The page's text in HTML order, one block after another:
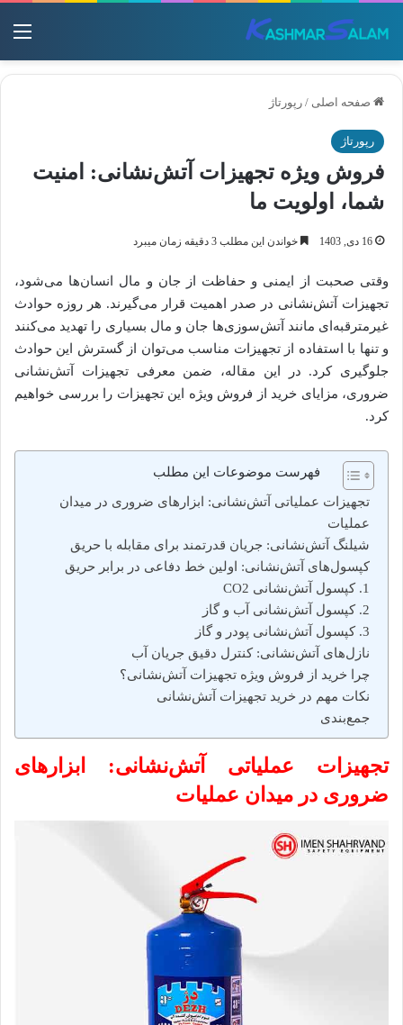
صفحه اصلی / رپورتاژ
رپورتاژ
فروش ویژه تجهیزات آتش‌نشانی: امنیت
شما، اولویت ما
16 دی, 1403 خواندن این مطلب 3 دقیقه زمان میبرد
وقتی صحبت از ایمنی و حفاظت از جان و مال انسان‌ها می‌شود،
تجهیزات آتش‌نشانی در صدر اهمیت قرار می‌گیرند. هر روزه حوادث
غیرمترقبه‌ای مانند آتش‌سوزی‌ها جان و مال بسیاری را تهدید می‌کنند
و تنها با استفاده از تجهیزات مناسب می‌توان از گسترش این حوادث
جلوگیری کرد. در این مقاله، ضمن معرفی تجهیزات آتش‌نشانی
ضروری، مزایای خرید از فروش ویژه این تجهیزات را بررسی خواهیم
کرد.
فهرست موضوعات این مطلب
تجهیزات عملیاتی آتش‌نشانی: ابزارهای ضروری در میدان
عملیات
شیلنگ آتش‌نشانی: جریان قدرتمند برای مقابله با حریق
کپسول‌های آتش‌نشانی: اولین خط دفاعی در برابر حریق
1. کپسول آتش‌نشانی CO2
2. کپسول آتش‌نشانی آب و گاز
3. کپسول آتش‌نشانی پودر و گاز
نازل‌های آتش‌نشانی: کنترل دقیق جریان آب
چرا خرید از فروش ویژه تجهیزات آتش‌نشانی؟
نکات مهم در خرید تجهیزات آتش‌نشانی
جمع‌بندی
تجهیزات عملیاتی آتش‌نشانی: ابزارهای
ضروری در میدان عملیات